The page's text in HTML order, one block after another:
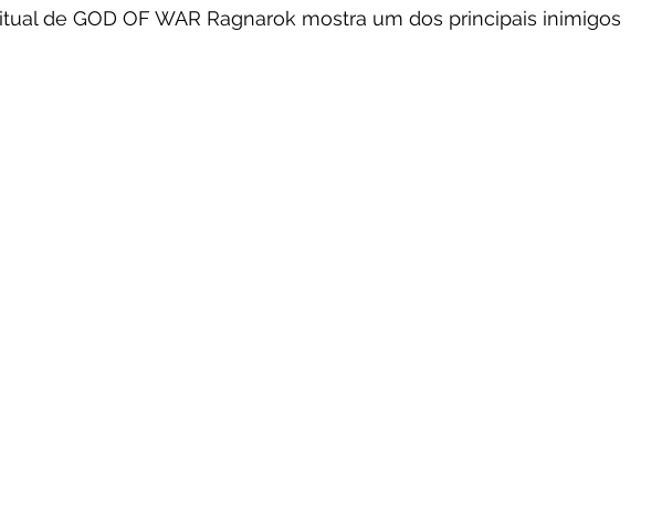
de GOD OF WAR Ragnarok mostra um dos principais inimigos